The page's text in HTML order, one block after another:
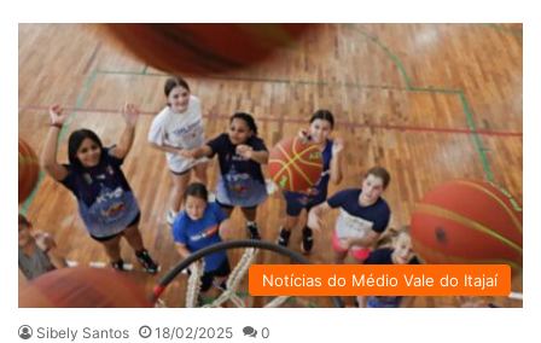
Notícias do Médio Vale do Itajaí
Sibely Santos 18/02/2025 0